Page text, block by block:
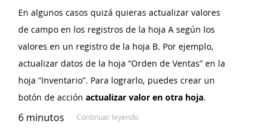
En algunos casos quizá quieras actualizar valores
de campo en los registros de la hoja A según los
valores en un registro de la hoja B. Por ejemplo,
actualizar datos de la hoja “Orden de Ventas” en la
hoja “Inventario”. Para lograrlo, puedes crear un
botón de acción actualizar valor en otra hoja.
6 minutos Continuar leyendo